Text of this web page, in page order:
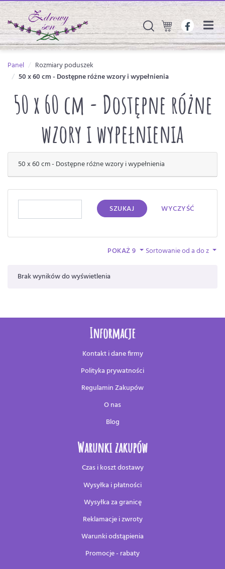
Panel
Rozmiary poduszek
50 x 60 cm - Dostępne różne wzory i wypełnienia
50 x 60 cm - Dostępne różne
wzory i wypełnienia
50 x 60 cm - Dostępne różne wzory i wypełnienia
SZUKAJ WYCZYŚĆ
POKAŻ 9 Sortowanie od a do z
Brak wyników do wyświetlenia
Informacje
Kontakt i dane firmy
Polityka prywatności
Regulamin Zakupów
O nas
Blog
Warunki zakupów
Czas i koszt dostawy
Wysyłka i płatności
Wysyłka za granicę
Reklamacje i zwroty
Warunki odstąpienia
Promocje - rabaty